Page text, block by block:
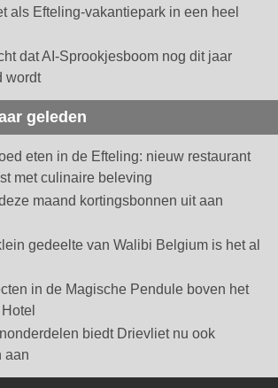
als Efteling-vakantiepark in een heel
dat AI-Sprookjesboom nog dit jaar
wordt
geleden
eten in de Efteling: nieuw restaurant
met culinaire beleving
maand kortingsbonnen uit aan
gedeelte van Walibi Belgium is het al
in de Magische Pendule boven het
biedt Drievliet nu ook
aan